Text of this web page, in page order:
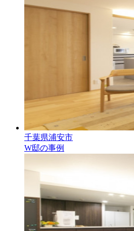
千葉県浦安市
W邸の事例